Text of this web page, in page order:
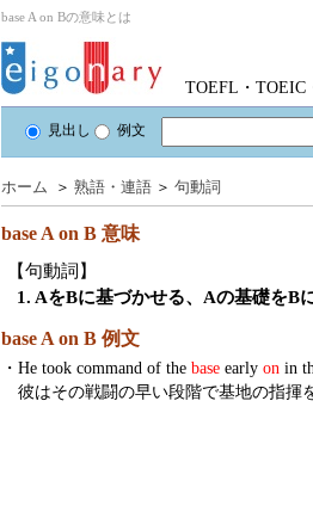
base A on Bの意味とは
TOEFL・TOEIC
見出し 例文
ホーム ＞ 熟語・連語 ＞ 句動詞
base A on B 意味
【句動詞】
1. AをBに基づかせる、Aの基礎をB
base A on B 例文
・ He took command of the base early on in
彼はその戦闘の早い段階で基地の指揮